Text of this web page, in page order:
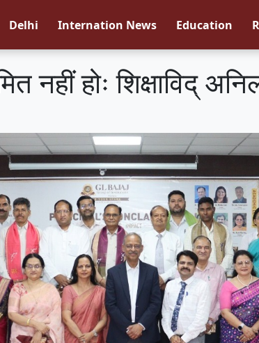
Delhi Internation News Education
नहीं होः शिक्षाविद्